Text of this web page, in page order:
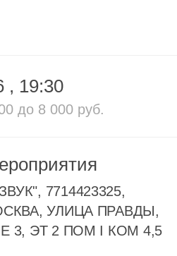
, 19:30
до 8 000 руб.
7714423325,
УЛИЦА ПРАВДЫ,
3, ЭТ 2 ПОМ I КОМ 4,5